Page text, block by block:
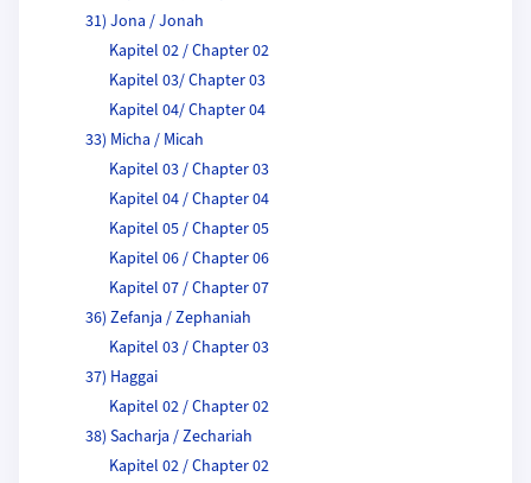
31) Jona / Jonah
Kapitel 02 / Chapter 02
Kapitel 03/ Chapter 03
Kapitel 04/ Chapter 04
33) Micha / Micah
Kapitel 03 / Chapter 03
Kapitel 04 / Chapter 04
Kapitel 05 / Chapter 05
Kapitel 06 / Chapter 06
Kapitel 07 / Chapter 07
36) Zefanja / Zephaniah
Kapitel 03 / Chapter 03
37) Haggai
Kapitel 02 / Chapter 02
38) Sacharja / Zechariah
Kapitel 02 / Chapter 02